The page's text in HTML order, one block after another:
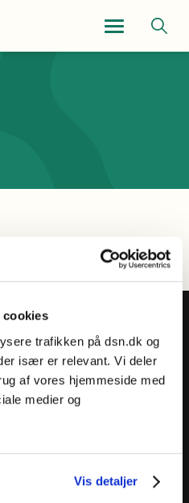
cookies
trafikken på dsn.dk og
især er relevant. Vi deler
af vores hjemmeside med
medier og
Vis detaljer
adm@dsn.dk